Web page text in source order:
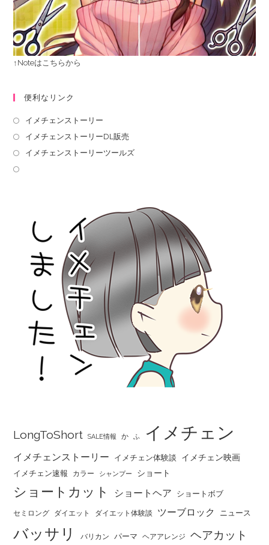
↑Noteはこちらから
便利なリンク
イメチェンストーリー
イメチェンストーリーDL販売
イメチェンストーリーツールズ
LongToShort SALE情報 か ふ イメチェン
イメチェンストーリー イメチェン体験談 イメチェン映画
イメチェン速報 カラー シャンプー ショート
ショートカット ショートヘア ショートボブ
セミロング ダイエット ダイエット体験談 ツーブロック ニュース
バッサリ バリカン パーマ ヘアアレンジ ヘアカット